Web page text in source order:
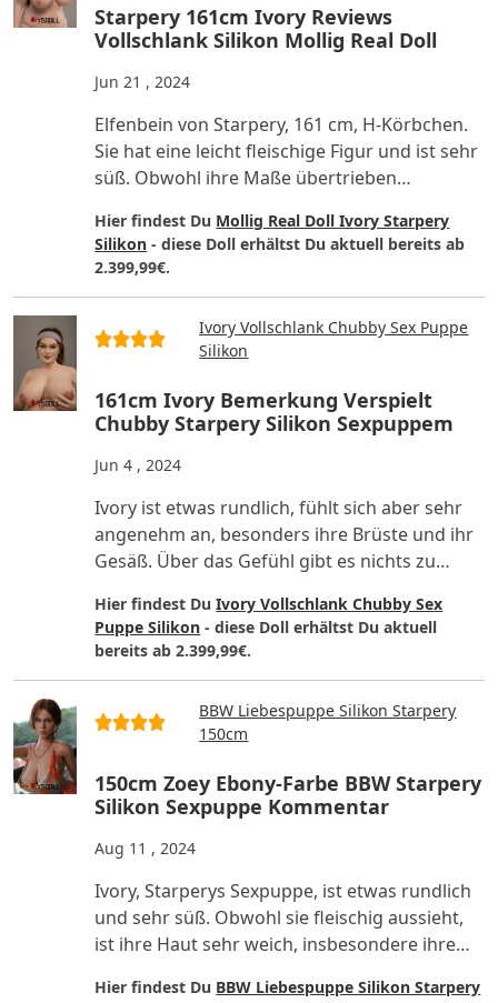
Starpery 161cm Ivory Reviews
Vollschlank Silikon Mollig Real Doll
Jun 21 , 2024
Elfenbein von Starpery, 161 cm, H-Körbchen.
Sie hat eine leicht fleischige Figur und ist sehr
süß. Obwohl ihre Maße übertrieben
Hier findest Du Mollig Real Doll Ivory Starpery
Silikon - diese Doll erhältst Du aktuell bereits ab
2.399,99€.
Ivory Vollschlank Chubby Sex Puppe
Silikon
161cm Ivory Bemerkung Verspielt
Chubby Starpery Silikon Sexpuppem
Jun 4 , 2024
Ivory ist etwas rundlich, fühlt sich aber sehr
angenehm an, besonders ihre Brüste und ihr
Gesäß. Über das Gefühl gibt es nichts zu
Hier findest DuIvory Vollschlank Chubby Sex
Puppe Silikon - diese Doll erhältst Du aktuell
bereits ab 2.399,99€.
BBW Liebespuppe Silikon Starpery
150cm
150cm Zoey Ebony-Farbe BBW Starpery
Silikon Sexpuppe Kommentar
Aug 11 , 2024
Ivory, Starperys Sexpuppe, ist etwas rundlich
und sehr süß. Obwohl sie fleischig aussieht,
ist ihre Haut sehr weich, insbesondere ihre
Hier findest Du BBW Liebespuppe Silikon Starpery